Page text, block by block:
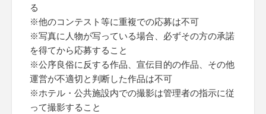
る
※他のコンテスト等に重複での応募は不可
※写真に人物が写っている場合、必ずその方の承諾
を得てから応募すること
※公序良俗に反する作品、宣伝目的の作品、その他
運営が不適切と判断した作品は不可
※ホテル・公共施設内での撮影は管理者の指示に従
って撮影すること